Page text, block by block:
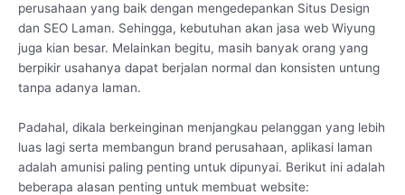
perusahaan yang baik dengan mengedepankan Situs Design
dan SEO Laman. Sehingga, kebutuhan akan jasa web Wiyung
juga kian besar. Melainkan begitu, masih banyak orang yang
berpikir usahanya dapat berjalan normal dan konsisten untung
tanpa adanya laman.
Padahal, dikala berkeinginan menjangkau pelanggan yang lebih
luas lagi serta membangun brand perusahaan, aplikasi laman
adalah amunisi paling penting untuk dipunyai. Berikut ini adalah
beberapa alasan penting untuk membuat website: